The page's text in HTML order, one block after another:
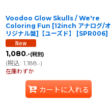
Voodoo Glow Skulls / We're
Coloring Fun [12inch アナログ/オ
リジナル盤]【ユーズド】
[SPR006]
1,080.-(税別)
(税込: 1,188.-)
在庫わずか
カートに入れる